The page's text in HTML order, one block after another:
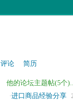
评论 简历
他的论坛主题帖(5个
·进口商品经验分享